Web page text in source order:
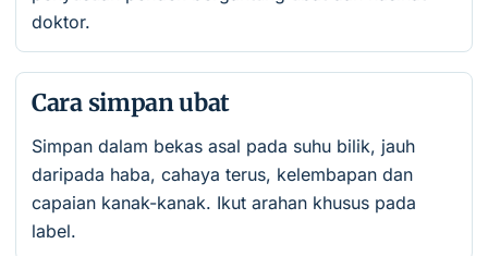
doktor.
Cara simpan ubat
Simpan dalam bekas asal pada suhu bilik, jauh
daripada haba, cahaya terus, kelembapan dan
capaian kanak-kanak. Ikut arahan khusus pada
label.